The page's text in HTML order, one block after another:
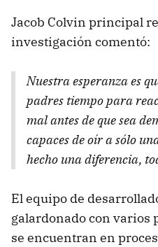
Jacob Colvin principal
investigación comentó:
Nuestra esperanza es
padres tiempo para
mal antes de que sea
capaces de oír a sólo
hecho una diferencia,
El equipo de
galardonado con varios
se encuentran en